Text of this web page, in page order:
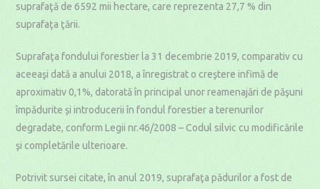
suprafaţă de 6592 mii hectare, care reprezenta 27,7 % din
suprafaţa ţării.
Suprafaţa fondului forestier la 31 decembrie 2019, comparativ cu
aceeaşi dată a anului 2018, a înregistrat o creştere infimă de
aproximativ 0,1%, datorată în principal unor reamenajări de păşuni
împădurite şi introducerii în fondul forestier a terenurilor
degradate, conform Legii nr.46/2008 – Codul silvic cu modificările
şi completările ulterioare.
Potrivit sursei citate, în anul 2019, suprafaţa pădurilor a fost de